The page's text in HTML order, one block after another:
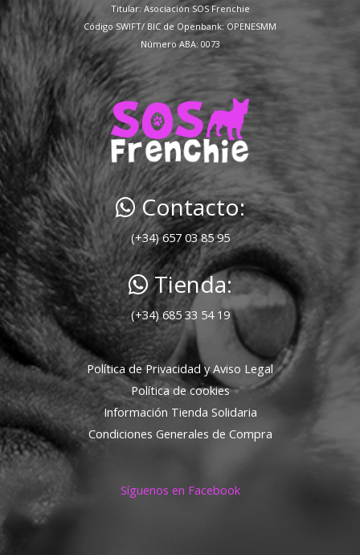
Titular: Asociación SOS Frenchie
Código SWIFT/ BIC de Openbank: OPENESMM
Número ABA: 0073
Contacto:
(+34) 657 03 85 95
Tienda:
(+34) 685 33 54 19
Política de Privacidad y Aviso Legal
Política de cookies
Información Tienda Solidaria
Condiciones Generales de Compra
Síguenos en Facebook